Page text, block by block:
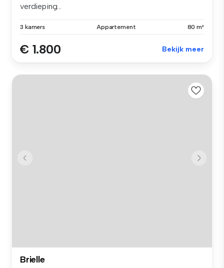
verdieping...
3 kamers Appartement 80 m²
€ 1.800 Bekijk meer
Brielle